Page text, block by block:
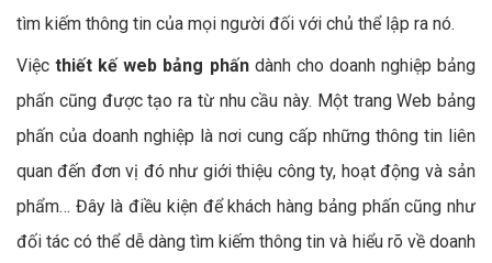
tìm kiếm thông tin của mọi người đối với chủ thể lập ra nó.
Việcthiết kế web bảng phấndành cho doanh nghiệp bảng
phấn cũng được tạo ra từ nhu cầu này. Một trang Web bảng
phấn của doanh nghiệp là nơi cung cấp những thông tin liên
quan đến đơn vị đó như giới thiệu công ty, hoạt động và sản
phẩm… Đây là điều kiện để khách hàng bảng phấn cũng như
đối tác có thể dễ dàng tìm kiếm thông tin và hiểu rõ về doanh